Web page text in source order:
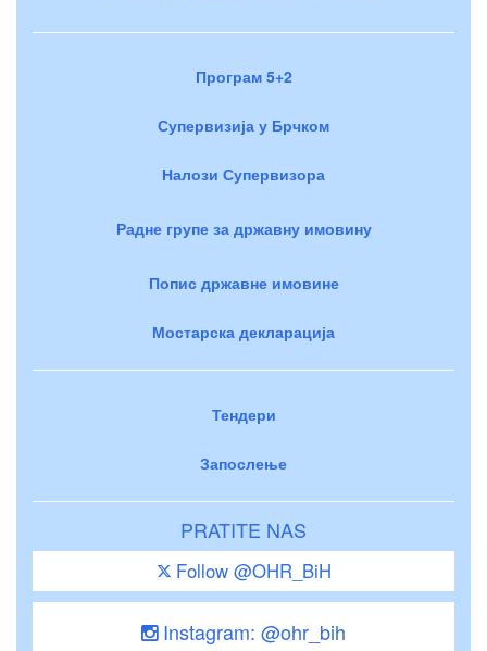
Програм 5+2
Супервизија у Брчком
Налози Супервизора
Радне групе за државну имовину
Попис државне имовине
Мостарска декларација
Тендери
Запослење
PRATITE NAS
Follow @OHR_BiH
Instagram: @ohr_bih